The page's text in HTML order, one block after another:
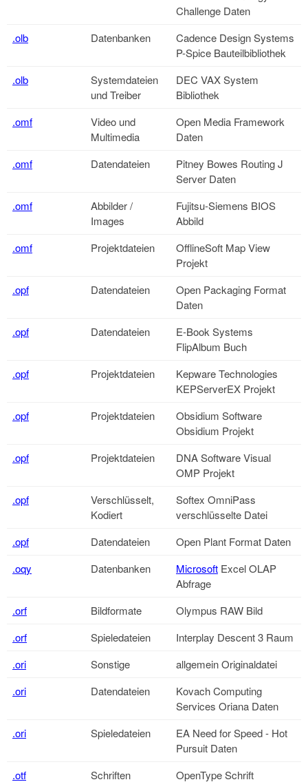
Challenge Daten
.olb
Datenbanken
Cadence Design Systems
P-Spice Bauteilbibliothek
.olb
Systemdateien
und Treiber
DEC VAX System
Bibliothek
.omf
Video und
Multimedia
Open Media Framework
Daten
.omf
Datendateien
Pitney Bowes Routing J
Server Daten
.omf
Abbilder /
Images
Fujitsu-Siemens BIOS
Abbild
.omf
Projektdateien
OfflineSoft Map View
Projekt
.opf
Datendateien
Open Packaging Format
Daten
.opf
Datendateien
E-Book Systems
FlipAlbum Buch
.opf
Projektdateien
Kepware Technologies
KEPServerEX Projekt
.opf
Projektdateien
Obsidium Software
Obsidium Projekt
.opf
Projektdateien
DNA Software Visual
OMP Projekt
.opf
Verschlüsselt,
Kodiert
Softex OmniPass
verschlüsselte Datei
.opf
Datendateien
Open Plant Format Daten
.oqy
Datenbanken Microsoft Excel OLAP
Abfrage
.orf
Bildformate
Olympus RAW Bild
.orf
Spieledateien
Interplay Descent 3 Raum
.ori
Sonstige
allgemein Originaldatei
.ori
Datendateien
Kovach Computing
Services Oriana Daten
.ori
Spieledateien
EA Need for Speed - Hot
Pursuit Daten
.otf
Schriften
OpenType Schrift